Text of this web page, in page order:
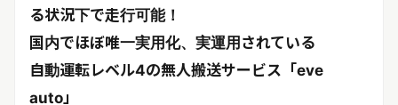
る状況下で走行可能！
国内でほぼ唯一実用化、実運用されている
自動運転レベル4の無人搬送サービス「eve
auto」